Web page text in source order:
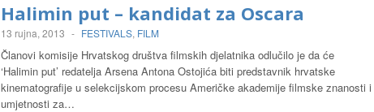
Halimin put – kandidat za Oscara
13 rujna, 2013 - FESTIVALS, FILM
Članovi komisije Hrvatskog društva filmskih djelatnika odlučilo je da će
‘Halimin put’ redatelja Arsena Antona Ostojića biti predstavnik hrvatske
kinematografije u selekcijskom procesu Američke akademije filmske znanosti i
umjetnosti za…